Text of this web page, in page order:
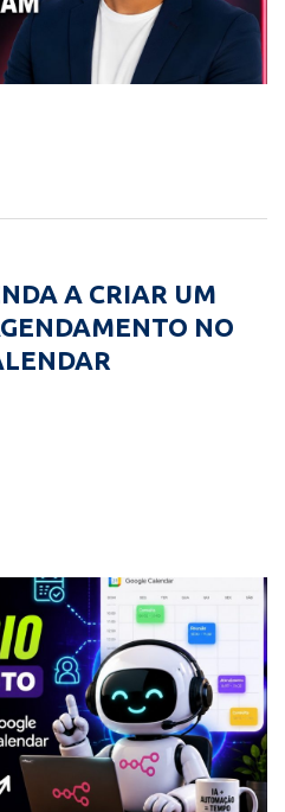
A CRIAR UM
NO